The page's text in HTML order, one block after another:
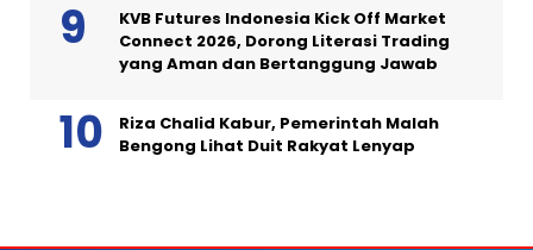
KVB Futures Indonesia Kick Off Market
Connect 2026, Dorong Literasi Trading
yang Aman dan Bertanggung Jawab
Riza Chalid Kabur, Pemerintah Malah
Bengong Lihat Duit Rakyat Lenyap